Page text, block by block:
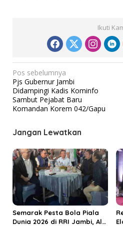
Ikuti
N
a
v
i
g
s
i
p
o
s
Pos sebelumnya
Pjs Gubernur Jambi
Didampingi Kadis Kominfo
Sambut Pejabat Baru
Komandan Korem 042/Gapu
Jangan Lewatkan
Semarak Pesta Bola Piala
Dunia 2026 di RRI Jambi, Al